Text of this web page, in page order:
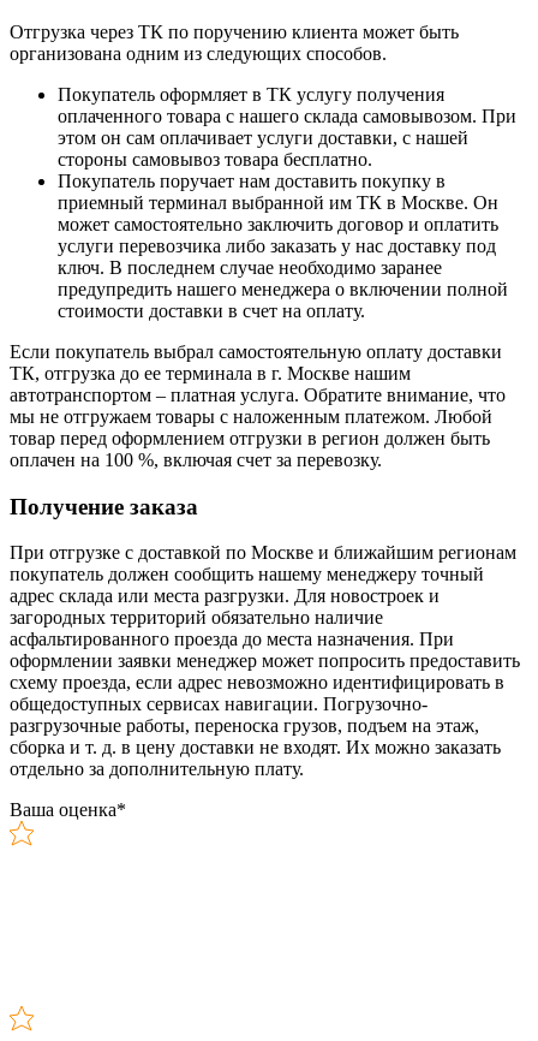
Отгрузка через ТК по поручению клиента может быть
организована одним из следующих способов.
Покупатель оформляет в ТК услугу получения
оплаченного товара с нашего склада самовывозом. При
этом он сам оплачивает услуги доставки, с нашей
стороны самовывоз товара бесплатно.
Покупатель поручает нам доставить покупку в
приемный терминал выбранной им ТК в Москве. Он
может самостоятельно заключить договор и оплатить
услуги перевозчика либо заказать у нас доставку под
ключ. В последнем случае необходимо заранее
предупредить нашего менеджера о включении полной
стоимости доставки в счет на оплату.
Если покупатель выбрал самостоятельную оплату доставки
ТК, отгрузка до ее терминала в г. Москве нашим
автотранспортом – платная услуга. Обратите внимание, что
мы не отгружаем товары с наложенным платежом. Любой
товар перед оформлением отгрузки в регион должен быть
оплачен на 100 %, включая счет за перевозку.
Получение заказа
При отгрузке с доставкой по Москве и ближайшим регионам
покупатель должен сообщить нашему менеджеру точный
адрес склада или места разгрузки. Для новостроек и
загородных территорий обязательно наличие
асфальтированного проезда до места назначения. При
оформлении заявки менеджер может попросить предоставить
схему проезда, если адрес невозможно идентифицировать в
общедоступных сервисах навигации. Погрузочно-
разгрузочные работы, переноска грузов, подъем на этаж,
сборка и т. д. в цену доставки не входят. Их можно заказать
отдельно за дополнительную плату.
Ваша оценка*